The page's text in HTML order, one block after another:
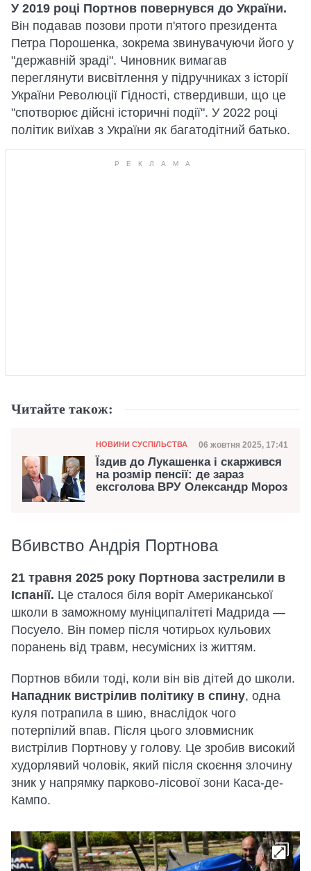
У 2019 році Портнов повернувся до України.
Він подавав позови проти п'ятого президента
Петра Порошенка, зокрема звинувачуючи його у
"державній зраді". Чиновник вимагав
переглянути висвітлення у підручниках з історії
України Революції Гідності, ствердивши, що це
"спотворює дійсні історичні події". У 2022 році
політик виїхав з України як багатодітний батько.
Читайте також:
Категорія
НОВИНИ СУСПІЛЬСТВА Дата публікації
06 жовтня 2025, 17:41
Їздив до Лукашенка і скаржився
на розмір пенсії: де зараз
ексголова ВРУ Олександр Мороз
Вбивство Андрія Портнова
21 травня 2025 року Портнова застрелили в
Іспанії. Це сталося біля воріт Американської
школи в заможному муніципалітеті Мадрида —
Посуело. Він помер після чотирьох кульових
поранень від травм, несумісних із життям.
Портнов вбили тоді, коли він вів дітей до школи.
Нападник вистрілив політику в спину, одна
куля потрапила в шию, внаслідок чого
потерпілий впав. Після цього зловмисник
вистрілив Портнову у голову. Це зробив високий
худорлявий чоловік, який після скоєння злочину
зник у напрямку парково-лісової зони Каса-де-
Кампо.